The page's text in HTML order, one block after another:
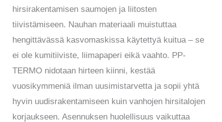
hirsirakentamisen saumojen ja liitosten
tiivistämiseen. Nauhan materiaali muistuttaa
hengittävässä kasvomaskissa käytettyä kuitua – se
ei ole kumitiiviste, liimapaperi eikä vaahto. PP-
TERMO nidotaan hirteen kiinni, kestää
vuosikymmeniä ilman uusimistarvetta ja sopii yhtä
hyvin uudisrakentamiseen kuin vanhojen hirsitalojen
korjaukseen. Asennuksen huolellisuus vaikuttaa